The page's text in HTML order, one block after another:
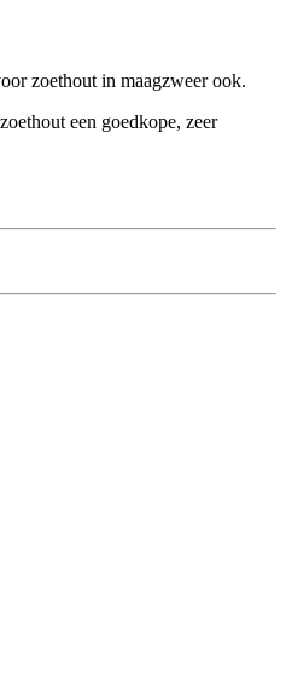
zoethout in maagzweer ook.
een goedkope, zeer